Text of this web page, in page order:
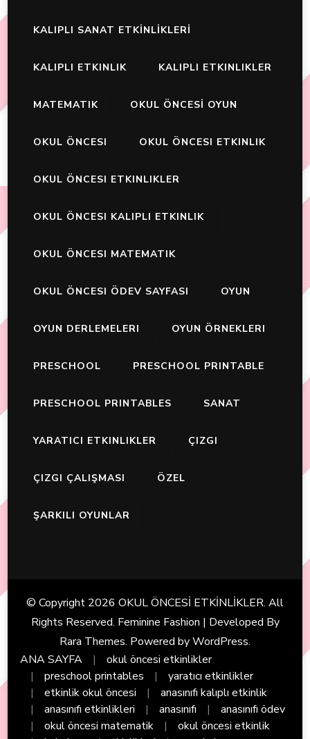
KALIPLI SANAT ETKİNLİKLERİ
KALIPLI ETKINLIK KALIPLI ETKINLIKLER
MATEMATIK OKUL ÖNCESİ OYUN
OKUL ÖNCESI OKUL ÖNCESI ETKINLIK
OKUL ÖNCESI ETKINLIKLER
OKUL ÖNCESI KALIPLI ETKINLIK
OKUL ÖNCESI MATEMATIK
OKUL ÖNCESI ÖDEV SAYFASI OYUN
OYUN DERLEMELERI OYUN ÖRNEKLERI
PRESCHOOL PRESCHOOL PRINTABLE
PRESCHOOL PRINTABLES SANAT
YARATICI ETKINLIKLER ÇIZGI
ÇIZGI ÇALIŞMASI ÖZEL
ŞARKILI OYUNLAR
© Copyright 2026 OKUL ÖNCESİ ETKİNLİKLER. All
Rights Reserved. Feminine Fashion | Developed By
Rara Themes. Powered byWordPress.
ANA SAYFA
okul öncesi etkinlikler
preschool printables
yaratıcı etkinlikler
etkinlik okul öncesi
anasınıfı kalıplı etkinlik
anasınıfı etkinlikleri
anasınıfı
anasınıfı ödev
okul öncesi matematik
okul öncesi etkinlik